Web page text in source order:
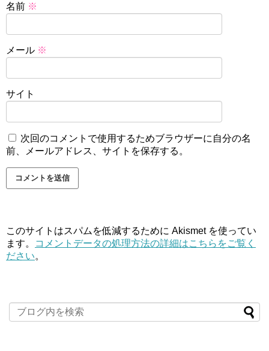
名前 ※
メール ※
サイト
次回のコメントで使用するためブラウザーに自分の名
前、メールアドレス、サイトを保存する。
このサイトはスパムを低減するために Akismet を使ってい
ます。
コメントデータの処理方法の詳細はこちらをご覧く
ださい。